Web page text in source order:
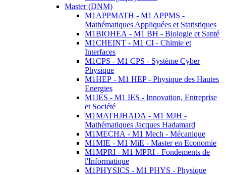
Master (DNM)
M1APPMATH - M1 APPMS -
Mathématiques Appliquées et Statistiques
M1BIOHEA - M1 BH - Biologie et Santé
M1CHEINT - M1 CI - Chimie et
Interfaces
M1CPS - M1 CPS - Système Cyber
Physique
M1HEP - M1 HEP - Physique des Hautes
Energies
M1IES - M1 IES - Innovation, Entreprise
et Société
M1MATHJHADA - M1 MJH -
Mathématiques Jacques Hadamard
M1MECHA - M1 Mech - Mécanique
M1MIE - M1 MiE - Master en Economie
M1MPRI - M1 MPRI - Fondements de
l'Informatique
M1PHYSICS - M1 PHYS - Physique